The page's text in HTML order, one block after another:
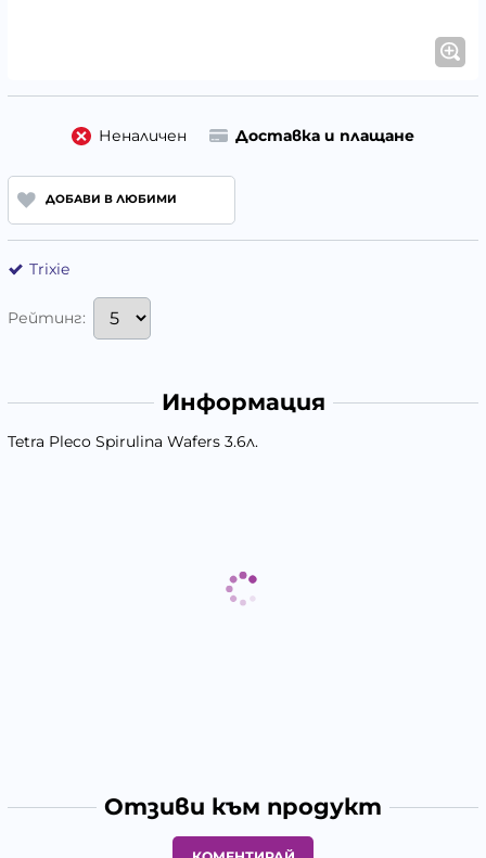
Неналичен Доставка и плащане
ДОБАВИ В ЛЮБИМИ
Trixie
Рейтинг:
Информация
Tetra Pleco Spirulina Wafers 3.6л.
Отзиви към продукт